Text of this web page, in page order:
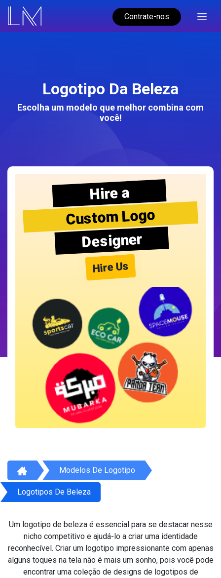
Contrate-nos
Logotipo Da Beleza
Escolha um modelo que melhor combina com
você!
Hire a
Custom Logo
Designer
Hire Us
Modelos De Logotipo
Logotipos De Beleza
Um logotipo de beleza é essencial para se destacar nesse
nicho competitivo e ajudá-lo a criar uma identidade
reconhecível. Criar um logotipo impressionante com apenas
alguns toques na tela não é mais um sonho, pois você pode
encontrar uma coleção de designs de logotipos de